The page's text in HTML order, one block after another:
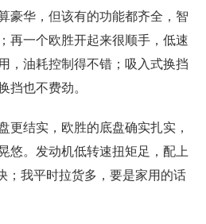
豪华，但该有的功能都齐全，智
再一个欧胜开起来很顺手，低速
，油耗控制得不错；吸入式换挡
挡也不费劲。
更结实，欧胜的底盘确实扎实，
悠。发动机低转速扭矩足，配上
；我平时拉货多，要是家用的话